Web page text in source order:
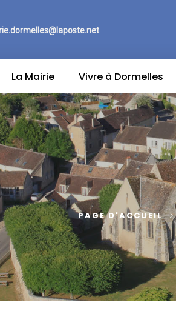
La Mairie Vivre à Dormelles
PAGE D'ACCUEIL